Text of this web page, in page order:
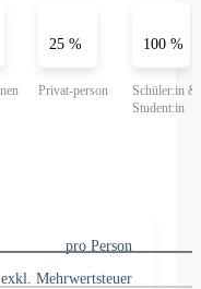
25 % 100 %
pro Person
exkl. Mehrwertsteuer